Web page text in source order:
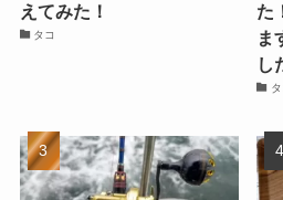
えてみた！
タコ
た
ま
し
タ